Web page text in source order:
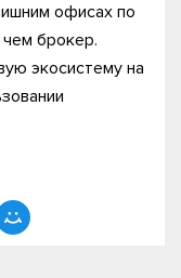
офисах по
брокер.
экосистему на